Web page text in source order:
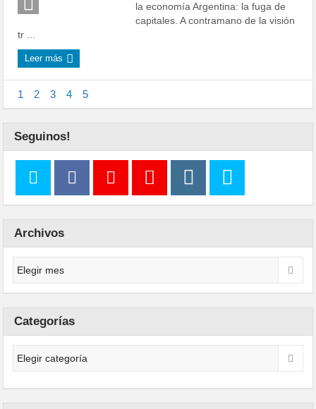
la economía Argentina: la fuga de
capitales. A contramano de la visión
tr ...
Leer más
1 2 3 4 5
Seguinos!
Archivos
Categorías